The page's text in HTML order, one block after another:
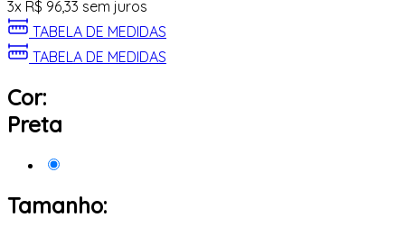
3x R$ 96,33 sem juros
TABELA DE MEDIDAS
TABELA DE MEDIDAS
Cor:
Preta
Tamanho: